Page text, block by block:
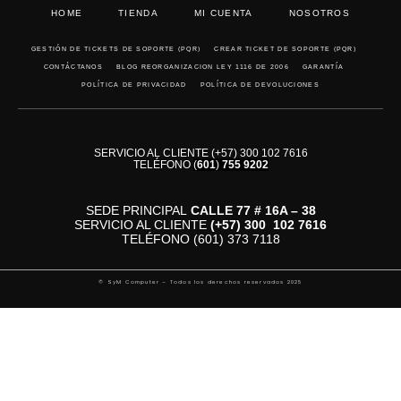
HOME TIENDA MI CUENTA NOSOTROS
GESTIÓN DE TICKETS DE SOPORTE (PQR) CREAR TICKET DE SOPORTE (PQR)
CONTÁCTANOS BLOG REORGANIZACION LEY 1116 DE 2006 GARANTÍA
POLÍTICA DE PRIVACIDAD POLÍTICA DE DEVOLUCIONES
SERVICIO AL CLIENTE (+57) 300 102 7616
TELÉFONO (601) 755 9202
SEDE PRINCIPAL CALLE 77 # 16A – 38
SERVICIO AL CLIENTE (+57) 300 102 7616
TELÉFONO (601) 373 7118
© SyM Computer – Todos los derechos reservados 2025